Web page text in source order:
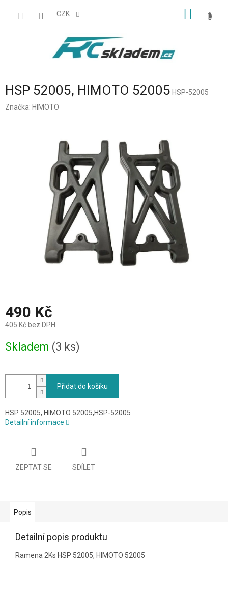
CZK
HSP 52005, HIMOTO 52005 HSP-52005
Značka: HIMOTO
490 Kč
405 Kč bez DPH
cena:
Skladem (3 ks)
Přidat do košíku
HSP 52005, HIMOTO 52005,HSP-52005
Detailní informace
ZEPTAT SE SDÍLET
Popis
Detailní popis produktu
Ramena 2Ks HSP 52005, HIMOTO 52005